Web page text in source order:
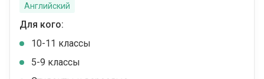
Английский
Для кого:
10-11 классы
5-9 классы